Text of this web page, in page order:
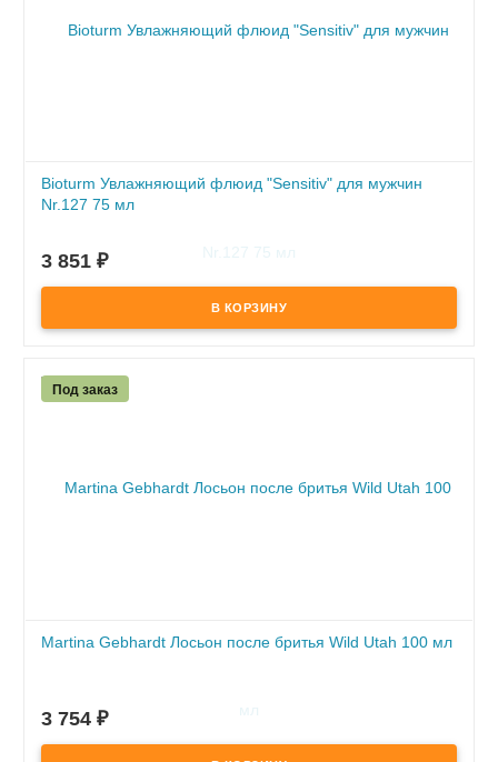
Bioturm Увлажняющий флюид "Sensitiv" для мужчин
Nr.127 75 мл
3 851 ₽
Под заказ
Martina Gebhardt Лосьон после бритья Wild Utah 100 мл
по предоплате
3 754 ₽